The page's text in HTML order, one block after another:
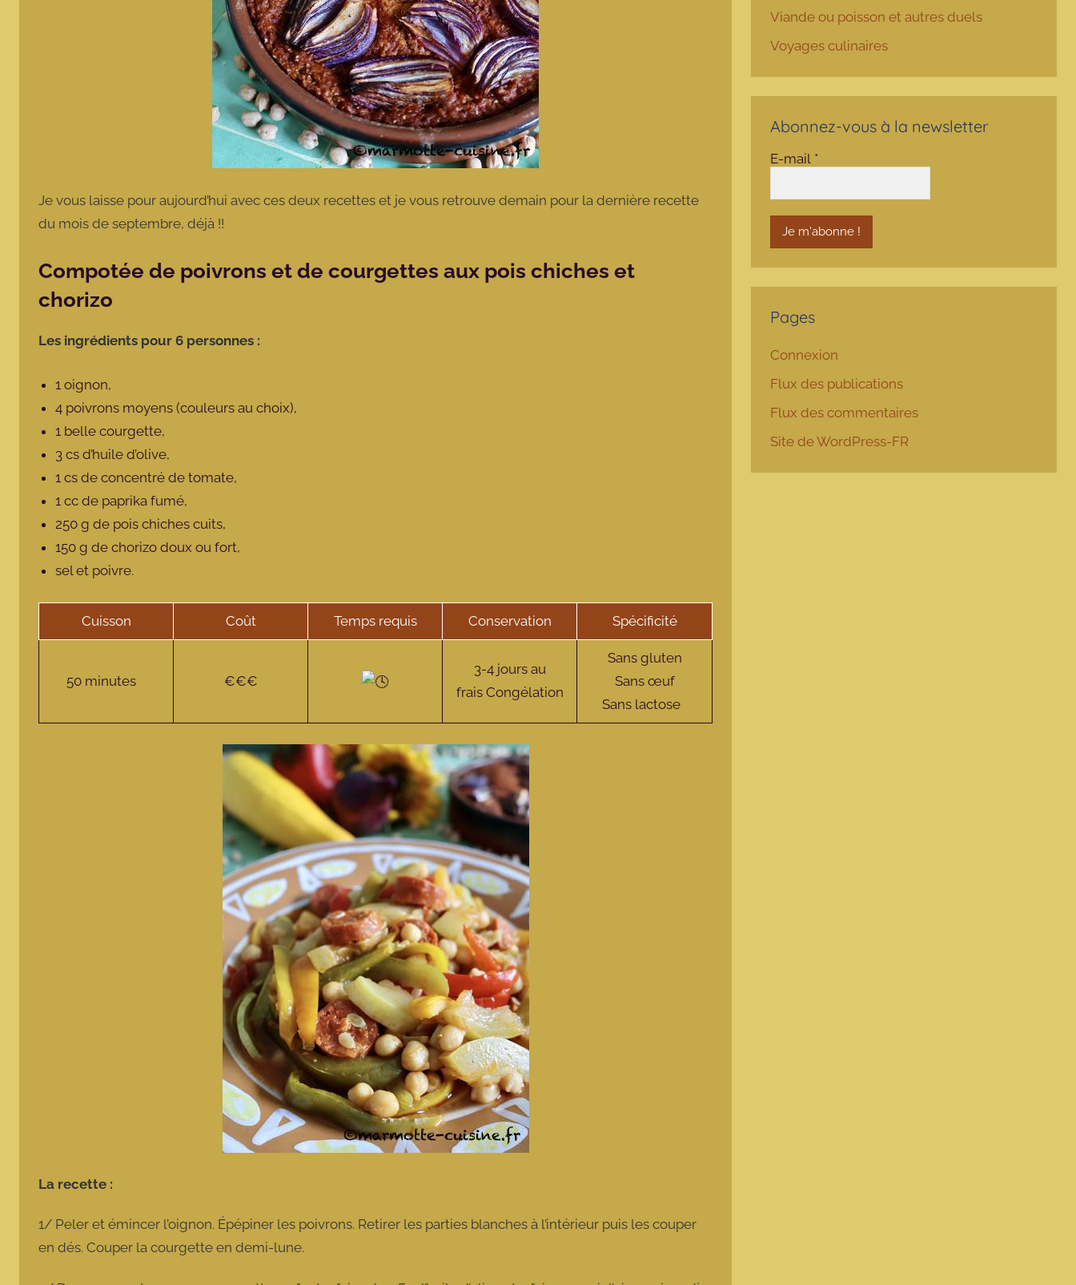
Je vous laisse pour aujourd’hui avec ces deux recettes et je vous retrouve demain pour la dernière recette
du mois de septembre, déjà !!
Compotée de poivrons et de courgettes aux pois chiches et
chorizo
Les ingrédients pour 6 personnes :
1 oignon,
4 poivrons moyens (couleurs au choix),
1 belle courgette,
3 cs d’huile d’olive,
1 cs de concentré de tomate,
1 cc de paprika fumé,
250 g de pois chiches cuits,
150 g de chorizo doux ou fort,
sel et poivre.
Cuisson Coût Temps requis Conservation Spécificité
50 minutes €€€
3-4 jours au
frais Congélation
Sans gluten
Sans œuf
Sans lactose
La recette :
1/ Peler et émincer l’oignon. Épépiner les poivrons. Retirer les parties blanches à l’intérieur puis les couper
en dés. Couper la courgette en demi-lune.
Viande ou poisson et autres duels
Voyages culinaires
Abonnez-vous à la newsletter
E-mail *
Pages
Connexion
Flux des publications
Flux des commentaires
Site de WordPress-FR